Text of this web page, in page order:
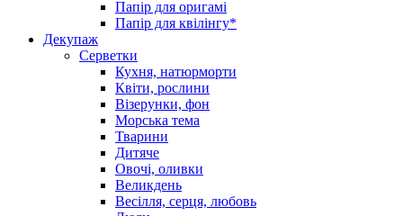
Папір для оригамі
Папір для квілінгу*
Декупаж
Серветки
Кухня, натюрморти
Квіти, рослини
Візерунки, фон
Морська тема
Тварини
Дитяче
Овочі, оливки
Великдень
Весілля, серця, любовь